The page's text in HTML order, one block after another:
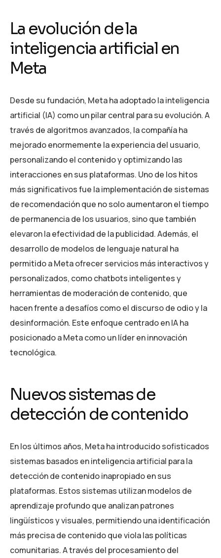
La evolución de la
inteligencia artificial en
Meta
Desde su fundación, Meta ha adoptado la inteligencia
artificial (IA) como un pilar central para su evolución. A
través de algoritmos avanzados, la compañía ha
mejorado enormemente la experiencia del usuario,
personalizando el contenido y optimizando las
interacciones en sus plataformas. Uno de los hitos
más significativos fue la implementación de sistemas
de recomendación que no solo aumentaron el tiempo
de permanencia de los usuarios, sino que también
elevaron la efectividad de la publicidad. Además, el
desarrollo de modelos de lenguaje natural ha
permitido a Meta ofrecer servicios más interactivos y
personalizados, como chatbots inteligentes y
herramientas de moderación de contenido, que
hacen frente a desafíos como el discurso de odio y la
desinformación. Este enfoque centrado en IA ha
posicionado a Meta como un líder en innovación
tecnológica.
Nuevos sistemas de
detección de contenido
En los últimos años, Meta ha introducido sofisticados
sistemas basados en inteligencia artificial para la
detección de contenido inapropiado en sus
plataformas. Estos sistemas utilizan modelos de
aprendizaje profundo que analizan patrones
lingüísticos y visuales, permitiendo una identificación
más precisa de contenido que viola las políticas
comunitarias. A través del procesamiento del